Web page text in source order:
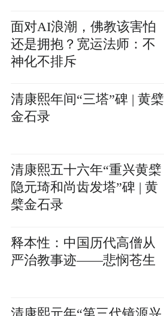
面对AI浪潮，佛教该害怕
还是拥抱？宽运法师：不
神化不排斥
清康熙年间“三塔”碑 | 黄檗
金石录
清康熙五十六年“重兴黄檗
隐元琦和尚齿发塔”碑 | 黄
檗金石录
释本性：中国历代高僧从
严治教事迹——悲悯苍生